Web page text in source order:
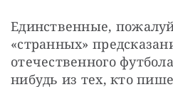
Единственные,
«странных»
отечественного
нибудь из тех, кто